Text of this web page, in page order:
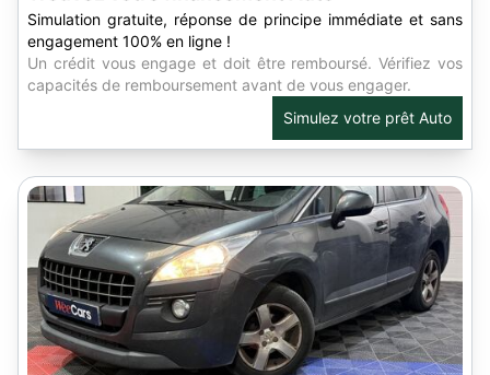
Simulation gratuite, réponse de principe immédiate et sans
engagement 100% en ligne !
Un crédit vous engage et doit être remboursé. Vérifiez vos
capacités de remboursement avant de vous engager.
Simulez votre prêt Auto